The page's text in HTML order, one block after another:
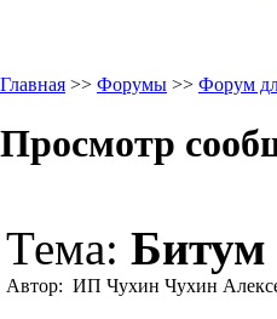
Главная >> Форумы >> Форум
Просмотр
Тема: Битум
Автор: ИП Чухин Чухин